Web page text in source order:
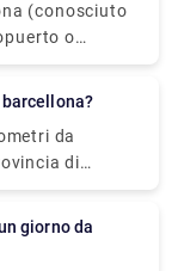
poi
della
Dopo un
Quartiere
la casa
Rydeu.
(conosciuto
o
a sud
barcellona?
da
di
secondo
E se hai